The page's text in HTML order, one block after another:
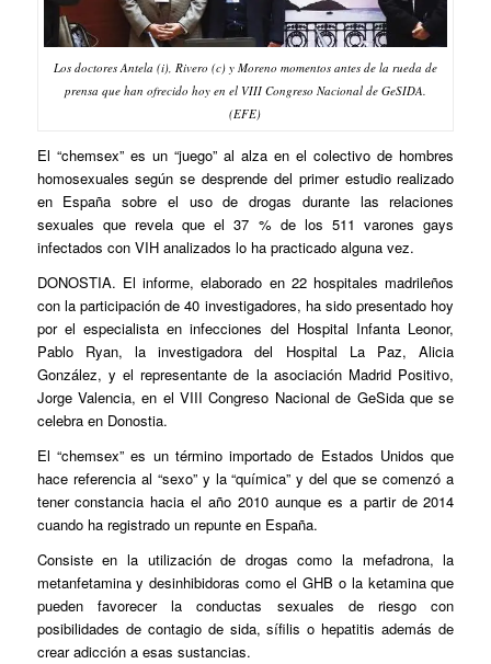
Los doctores Antela (i), Rivero (c) y Moreno momentos antes de la rueda de
prensa que han ofrecido hoy en el VIII Congreso Nacional de GeSIDA.
(EFE)
El “chemsex” es un “juego” al alza en el colectivo de hombres
homosexuales según se desprende del primer estudio realizado
en España sobre el uso de drogas durante las relaciones
sexuales que revela que el 37 % de los 511 varones gays
infectados con VIH analizados lo ha practicado alguna vez.
DONOSTIA. El informe, elaborado en 22 hospitales madrileños
con la participación de 40 investigadores, ha sido presentado hoy
por el especialista en infecciones del Hospital Infanta Leonor,
Pablo Ryan, la investigadora del Hospital La Paz, Alicia
González, y el representante de la asociación Madrid Positivo,
Jorge Valencia, en el VIII Congreso Nacional de GeSida que se
celebra en Donostia.
El “chemsex” es un término importado de Estados Unidos que
hace referencia al “sexo” y la “química” y del que se comenzó a
tener constancia hacia el año 2010 aunque es a partir de 2014
cuando ha registrado un repunte en España.
Consiste en la utilización de drogas como la mefadrona, la
metanfetamina y desinhibidoras como el GHB o la ketamina que
pueden favorecer la conductas sexuales de riesgo con
posibilidades de contagio de sida, sífilis o hepatitis además de
crear adicción a esas sustancias.